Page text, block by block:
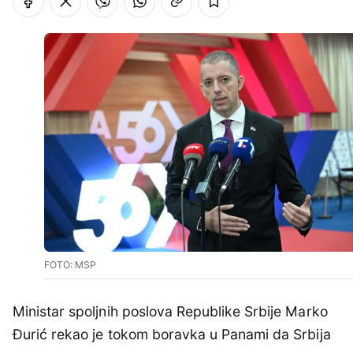
FOTO: MSP
Ministar spoljnih poslova Republike Srbije Marko
Đurić rekao je tokom boravka u Panami da Srbija